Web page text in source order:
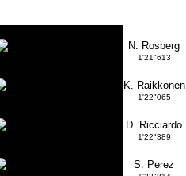
N. Rosberg
1'21"613
K. Raikkonen
1'22"065
D. Ricciardo
1'22"389
S. Perez